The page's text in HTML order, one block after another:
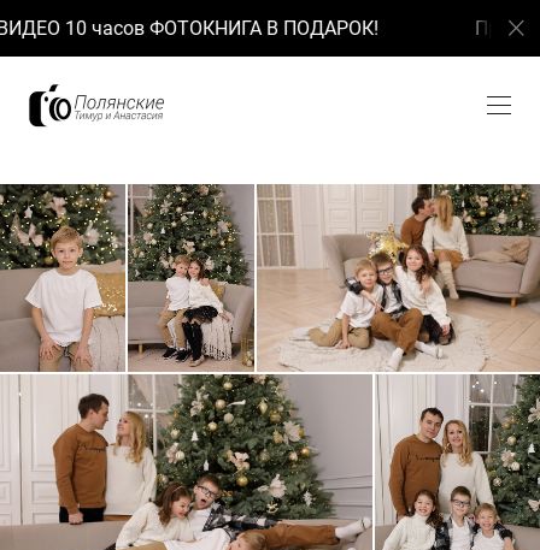
часов ФОТОКНИГА В ПОДАРОК! При заказе